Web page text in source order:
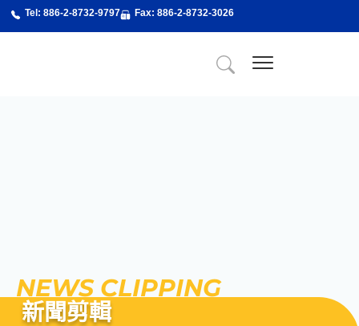
Tel: 886-2-8732-9797 Fax: 886-2-8732-3026
NEWS CLIPPING
新聞剪輯